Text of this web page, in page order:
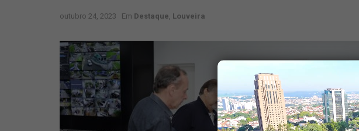
outubro 24, 2023 Em Destaque Louveira